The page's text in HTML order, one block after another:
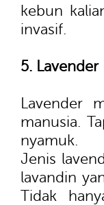
kebun
invasif.
5. Lavender
Lavender
manusia.
nyamuk.
Jenis
lavandin
Tidak